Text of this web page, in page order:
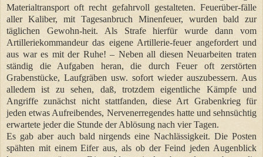
Materialtransport oft recht gefahrvoll gestalteten. Feuerüber-fälle
aller Kaliber, mit Tagesanbruch Minenfeuer, wurden bald zur
täglichen Gewohn-heit. Als Strafe hierfür wurde dann vom
Artilleriekommandeur das eigene Artillerie-feuer angefordert und
aus war es mit der Ruhe! – Neben all diesen Neuarbeiten traten
ständig die Aufgaben heran, die durch Feuer oft zerstörten
Grabenstücke, Laufgräben usw. sofort wieder auszubessern. Aus
alledem ist zu sehen, daß, trotzdem eigentliche Kämpfe und
Angriffe zunächst nicht stattfanden, diese Art Grabenkrieg für
jeden etwas Aufreibendes, Nervenerregendes hatte und sehnsüchtig
erwartete jeder die Stunde der Ablösung nach vier Tagen.
Es gab aber auch bald nirgends eine Nachlässigkeit. Die Posten
spähten mit einem Eifer aus, als ob der Feind jeden Augenblick